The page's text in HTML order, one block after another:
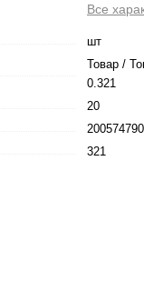
Все
шт
Товар /
0.321
20
321